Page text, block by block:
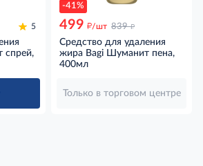
5
спрей,
-41%
499 д/шт 839 д
Средство для удаления
жира Bagi Шуманит пена,
400мл
Только в торговом центре